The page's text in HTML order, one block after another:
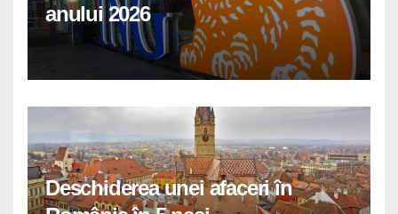
anului 2026
Deschiderea unei afaceri în